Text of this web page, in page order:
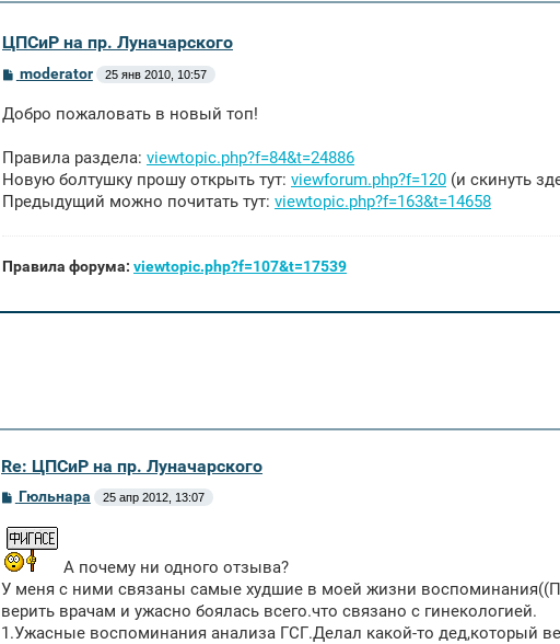
ЦПСиР на пр. Луначарского
С
б
н
и
moderator 25 янв 2010, 10:57
Добро пожаловать в новый топ!
Правила раздела: viewtopic.php?f=84&t=24886
Новую болтушку прошу открыть тут: viewforum.php?f=120 (и скинуть
Предыдущий можно почитать тут: viewtopic.php?f=163&t=14658
Правила форума: viewtopic.php?f=107&t=17539
Re: ЦПСиР на пр. Луначарского
С
о
б
щ
е
н
е
Гюльнара 25 апр 2012, 13:07
А почему ни одного отзыва?
У меня с ними связаны самые худшие в моей жизни
верить врачам и ужасно боялась всего.что связано с гинекологией.
1.Ужасные воспоминания анализа ГСГ.Делал какой-то дед,который